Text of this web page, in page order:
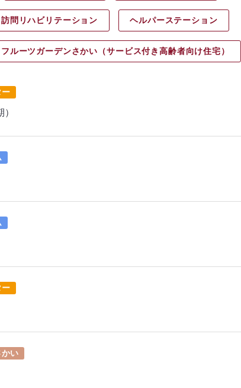
訪問リハビリ テーション ヘルパーステーション
フルーツガーデンさかい（サービス付き高齢者向け住宅）
ー
ー
かい